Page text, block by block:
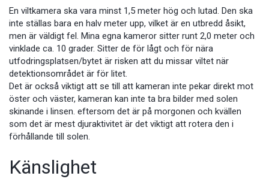
En viltkamera ska vara minst 1,5 meter hög och lutad. Den ska
inte ställas bara en halv meter upp, vilket är en utbredd åsikt,
men är väldigt fel. Mina egna kameror sitter runt 2,0 meter och
vinklade ca. 10 grader. Sitter de för lågt och för nära
utfodringsplatsen/bytet är risken att du missar viltet när
detektionsområdet är för litet.
Det är också viktigt att se till att kameran inte pekar direkt mot
öster och väster, kameran kan inte ta bra bilder med solen
skinande i linsen. eftersom det är på morgonen och kvällen
som det är mest djuraktivitet är det viktigt att rotera den i
förhållande till solen.
Känslighet